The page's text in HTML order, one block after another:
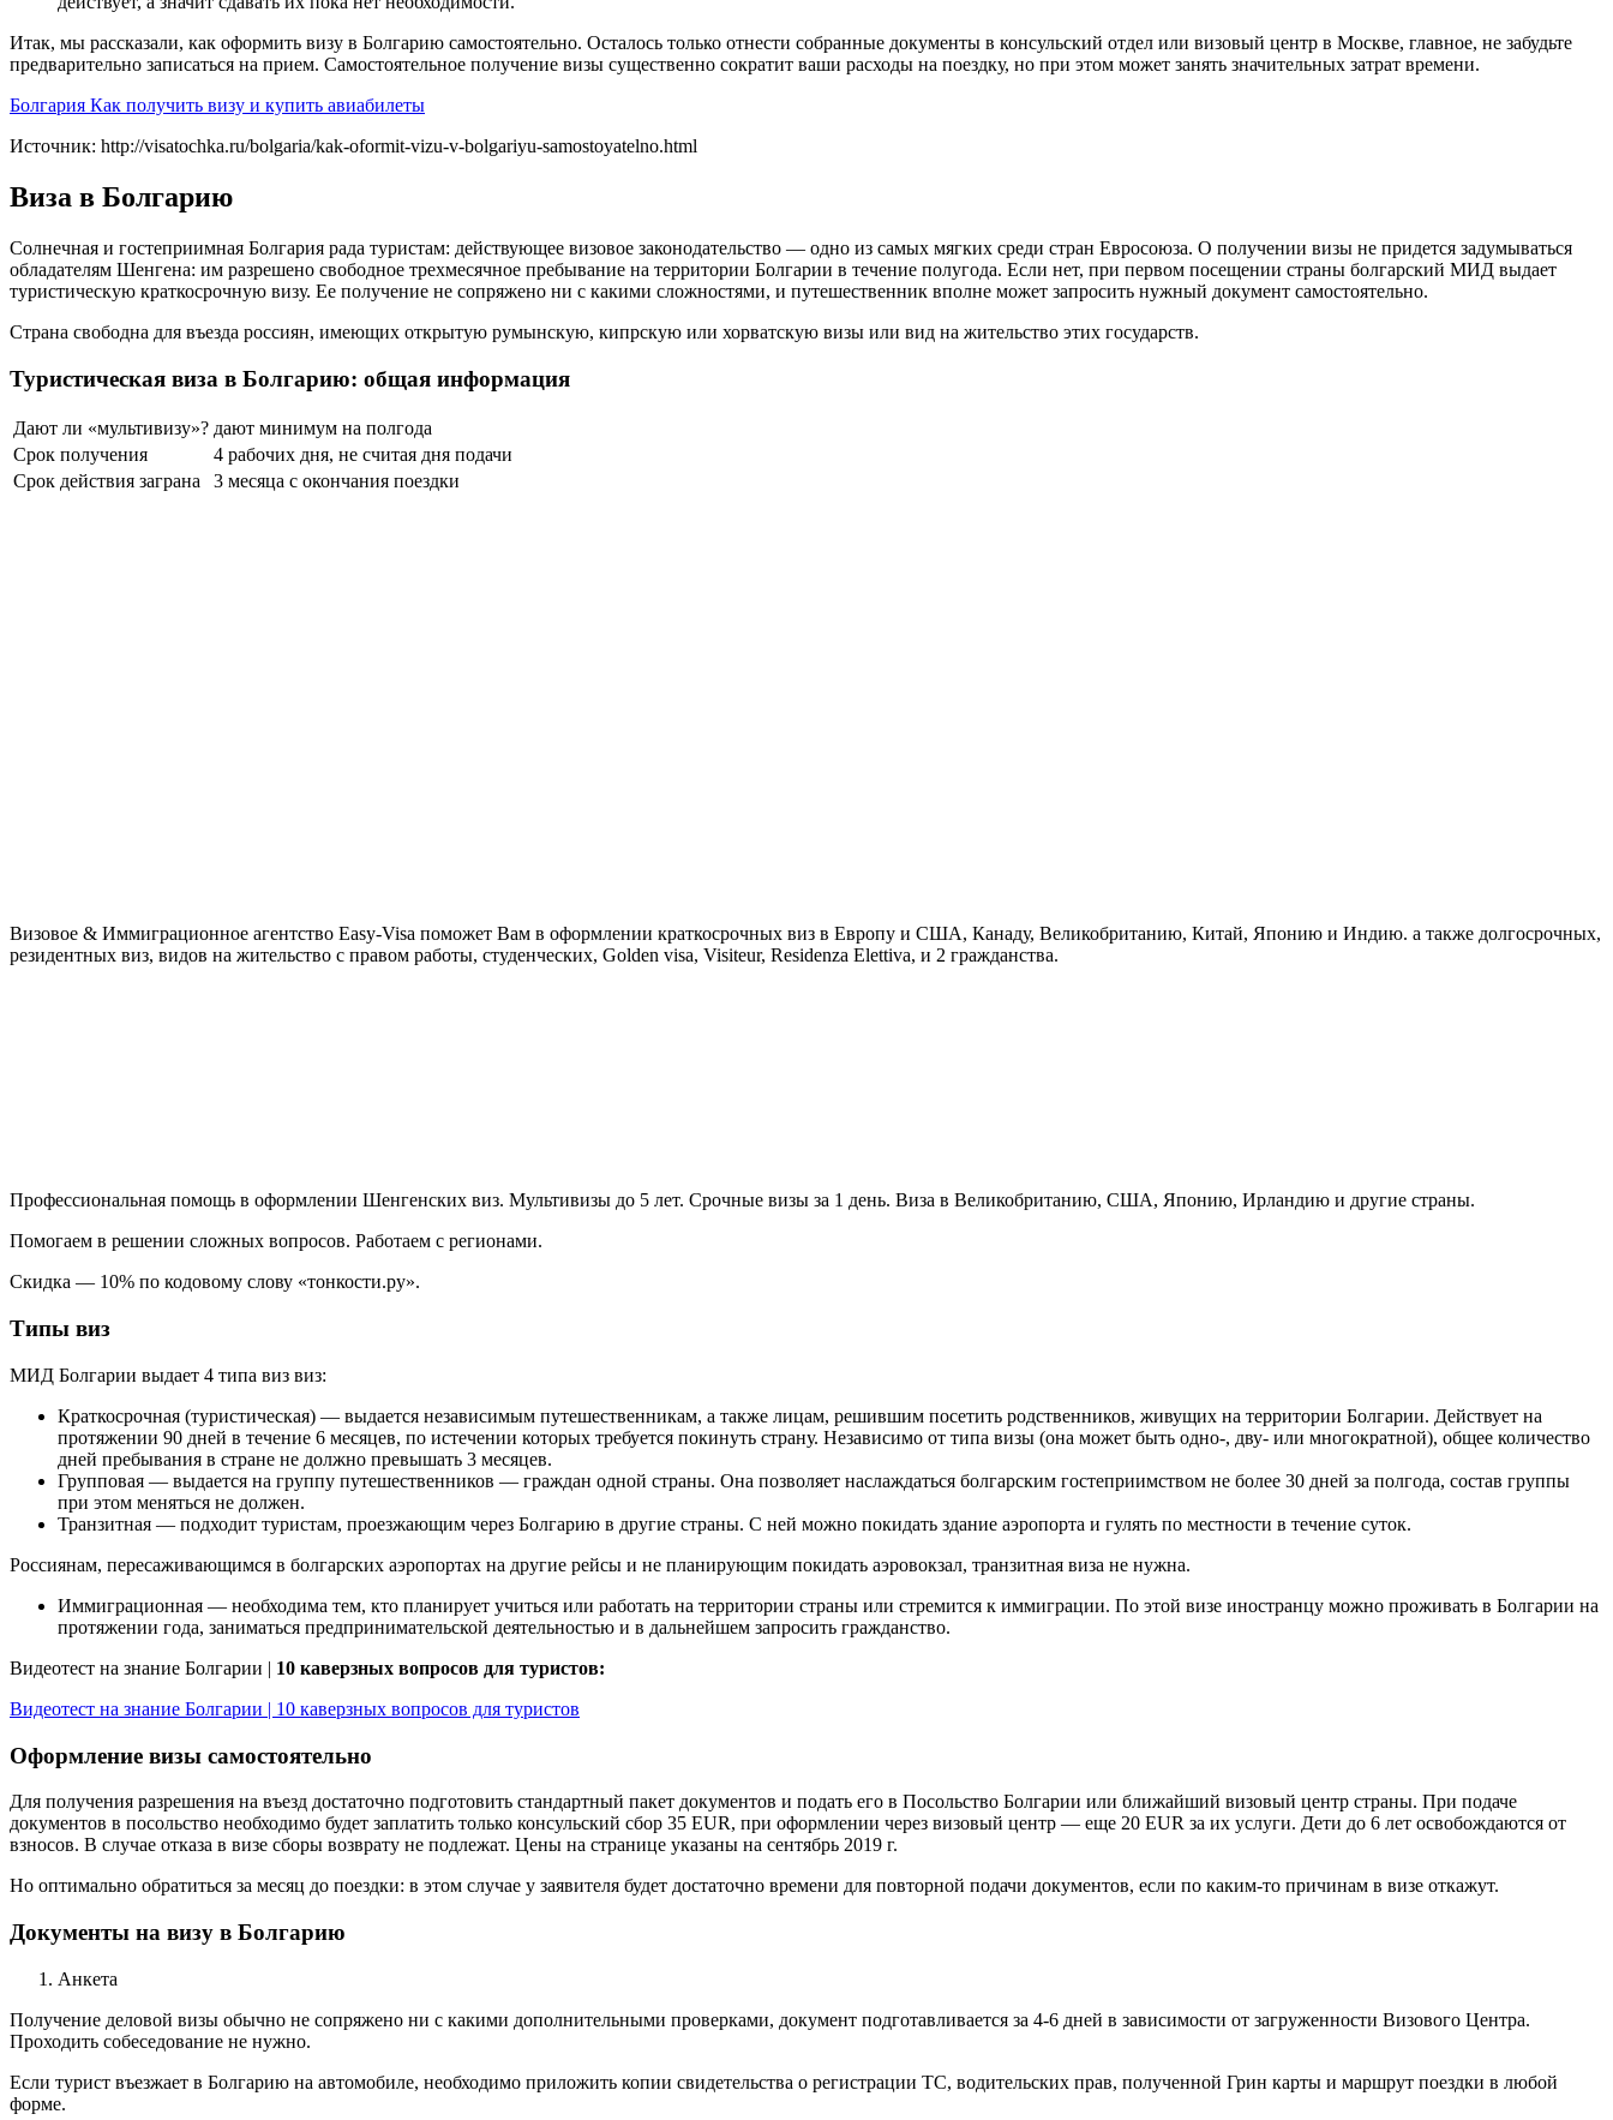
Итак, мы рассказали, как оформить визу в Болгарию самостоятельно. Осталось только отнести собранные документы в консульский отдел или визовый центр в Москве, главное, не забудьте
предварительно записаться на прием. Самостоятельное получение визы существенно сократит ваши расходы на поездку, но при этом может занять значительных затрат времени.
Болгария Как получить визу и купить авиабилеты
Источник: http://visatochka.ru/bolgaria/kak-oformit-vizu-v-bolgariyu-samostoyatelno.html
Виза в Болгарию
Солнечная и гостеприимная Болгария рада туристам: действующее визовое законодательство — одно из самых мягких среди стран Евросоюза. О получении визы не придется задумываться
обладателям Шенгена: им разрешено свободное трехмесячное пребывание на территории Болгарии в течение полугода. Если нет, при первом посещении страны болгарский МИД выдает
туристическую краткосрочную визу. Ее получение не сопряжено ни с какими сложностями, и путешественник вполне может запросить нужный документ самостоятельно.
Страна свободна для въезда россиян, имеющих открытую румынскую, кипрскую или хорватскую визы или вид на жительство этих государств.
Туристическая виза в Болгарию: общая информация
Дают ли «мультивизу»? дают минимум на полгода
Срок получения
4 рабочих дня, не считая дня подачи
Срок действия заграна
3 месяца с окончания поездки
Визовое & Иммиграционное агентство Easy-Visa поможет Вам в оформлении краткосрочных виз в Европу и США, Канаду, Великобританию, Китай, Японию и Индию. а также долгосрочных,
резидентных виз, видов на жительство с правом работы, студенческих, Golden visa, Visiteur, Residenza Elettivа, и 2 гражданства.
Профессиональная помощь в оформлении Шенгенских виз. Мультивизы до 5 лет. Срочные визы за 1 день. Виза в Великобританию, США, Японию, Ирландию и другие страны.
Помогаем в решении сложных вопросов. Работаем с регионами.
Скидка — 10% по кодовому слову «тонкости.ру».
Типы виз
МИД Болгарии выдает 4 типа виз виз:
Краткосрочная (туристическая) — выдается независимым путешественникам, а также лицам, решившим посетить родственников, живущих на территории Болгарии. Действует на
протяжении 90 дней в течение 6 месяцев, по истечении которых требуется покинуть страну. Независимо от типа визы (она может быть одно-, дву- или многократной), общее количество
дней пребывания в стране не должно превышать 3 месяцев.
Групповая — выдается на группу путешественников — граждан одной страны. Она позволяет наслаждаться болгарским гостеприимством не более 30 дней за полгода, состав группы
при этом меняться не должен.
Транзитная — подходит туристам, проезжающим через Болгарию в другие страны. С ней можно покидать здание аэропорта и гулять по местности в течение суток.
Россиянам, пересаживающимся в болгарских аэропортах на другие рейсы и не планирующим покидать аэровокзал, транзитная виза не нужна.
Иммиграционная — необходима тем, кто планирует учиться или работать на территории страны или стремится к иммиграции. По этой визе иностранцу можно проживать в Болгарии на
протяжении года, заниматься предпринимательской деятельностью и в дальнейшем запросить гражданство.
Видеотест на знание Болгарии | 10 каверзных вопросов для туристов:
Видеотест на знание Болгарии | 10 каверзных вопросов для туристов
Оформление визы самостоятельно
Для получения разрешения на въезд достаточно подготовить стандартный пакет документов и подать его в Посольство Болгарии или ближайший визовый центр страны. При подаче
документов в посольство необходимо будет заплатить только консульский сбор 35 EUR, при оформлении через визовый центр — еще 20 EUR за их услуги. Дети до 6 лет освобождаются от
взносов. В случае отказа в визе сборы возврату не подлежат. Цены на странице указаны на сентябрь 2019 г.
Но оптимально обратиться за месяц до поездки: в этом случае у заявителя будет достаточно времени для повторной подачи документов, если по каким-то причинам в визе откажут.
Документы на визу в Болгарию
Анкета
Получение деловой визы обычно не сопряжено ни с какими дополнительными проверками, документ подготавливается за 4-6 дней в зависимости от загруженности Визового Центра.
Проходить собеседование не нужно.
Если турист въезжает в Болгарию на автомобиле, необходимо приложить копии свидетельства о регистрации ТС, водительских прав, полученной Грин карты и маршрут поездки в любой
форме.